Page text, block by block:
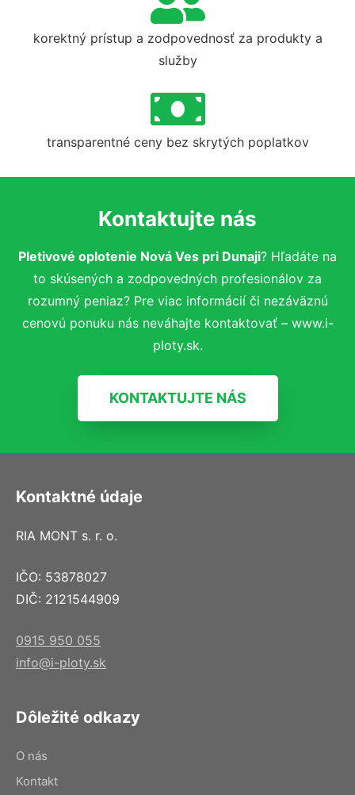
korektný prístup a zodpovednosť za produkty a
služby
transparentné ceny bez skrytých poplatkov
Kontaktujte nás
Pletivové oplotenie Nová Ves pri Dunaji? Hľadáte na
to skúsených a zodpovedných profesionálov za
rozumný peniaz? Pre viac informácií či nezáväznú
cenovú ponuku nás neváhajte kontaktovať – www.i-
ploty.sk.
KONTAKTUJTE NÁS
Kontaktné údaje
RIA MONT s. r. o.
IČO: 53878027
DIČ: 2121544909
0915 950 055
info@i-ploty.sk
Dôležité odkazy
O nás
Kontakt